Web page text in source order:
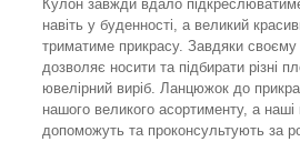
Кулон завжди вдало
навіть у буденності, а великий
триматиме прикрасу. Завдяки своєму
дозволяє носити та підбирати різні
ювелірний виріб. Ланцюжок до
нашого великого асортименту, а
допоможуть та проконсультують за